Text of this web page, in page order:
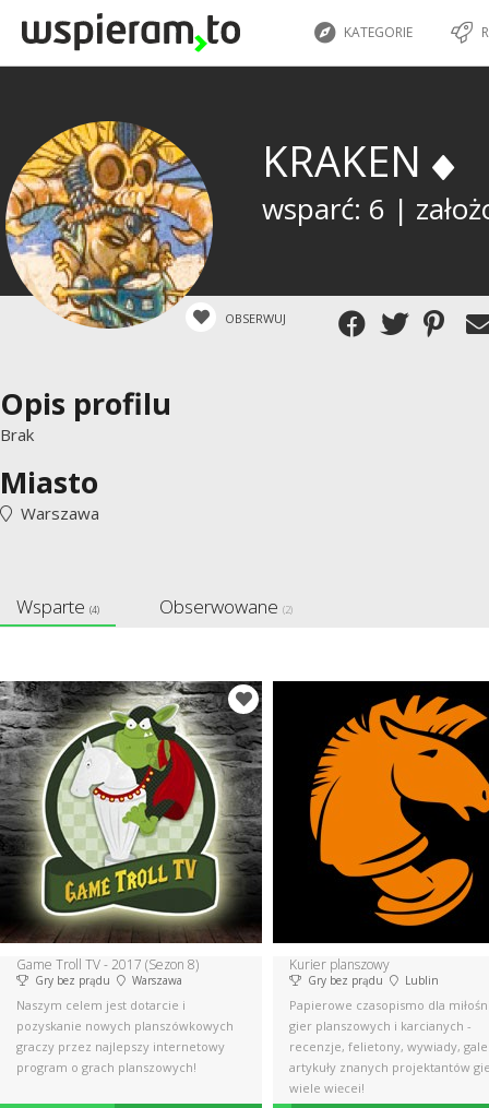
KATEGORIE
KRAKEN
wsparć: 6 |
OBSERWUJ
Opis profilu
Brak
Miasto
Warszawa
Wsparte (4) Obserwowane (2)
Game Troll TV - 2017 (Sezon 8)
Gry bez prądu Warszawa
Naszym celem jest dotarcie i
pozyskanie nowych planszówkowych
graczy przez najlepszy internetowy
program o grach planszowych!
Kurier planszowy
Gry bez prądu Lublin
Papierowe czasopismo dla
gier planszowych i karcianych -
recenzje, felietony, wywiady,
artykuły znanych projektantów
wiele więcej!